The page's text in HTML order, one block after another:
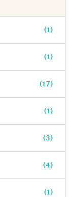
(1)
(1)
(17)
(1)
(3)
(4)
(1)